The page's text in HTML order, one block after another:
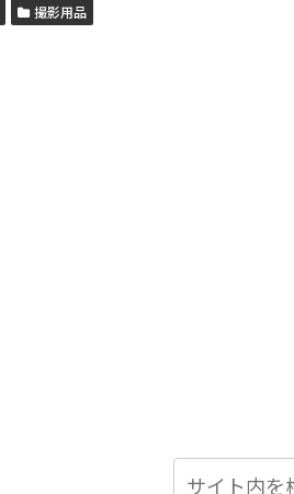
撮影用品